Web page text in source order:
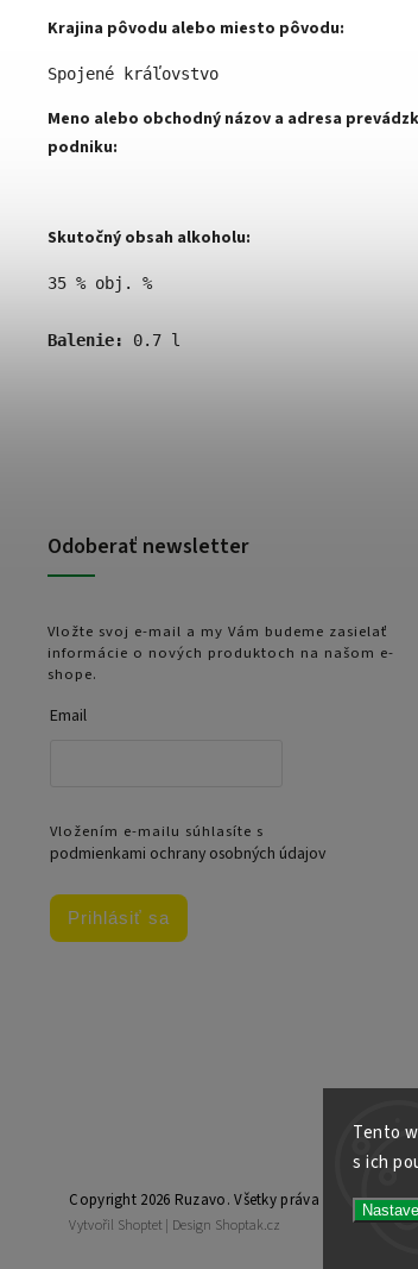
Tento
s ich
Krajina pôvodu alebo miesto pôvodu:
Spojené kráľovstvo
Meno alebo obchodný názov a adresa
podniku:
Skutočný obsah alkoholu:
35 % obj. %
Balenie: 0.7 l
Odoberať newsletter
Vložte svoj e-mail a my Vám budeme zasielať
informácie o nových produktoch na našom e-
shope.
Email
Vložením e-mailu súhlasíte s
podmienkami ochrany osobných údajov
Prihlásiť sa
Copyright 2026 Ruzavo. Všetky práva vyhradené.
Vytvořil Shoptet | Design Shoptak.cz